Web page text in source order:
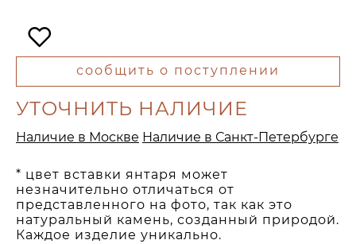
сообщить о поступлении
* цвет вставки янтаря может
незначительно отличаться от
представленного на фото, так как это
натуральный камень, созданный природой.
Каждое изделие уникально.
УТОЧНИТЬ НАЛИЧИЕ
Наличие в Москве Наличие в Санкт-Петербурге